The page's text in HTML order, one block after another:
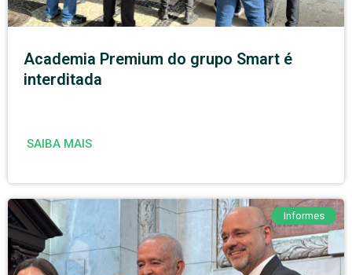
Academia Premium do grupo Smart é
interditada
SAIBA MAIS
Informes